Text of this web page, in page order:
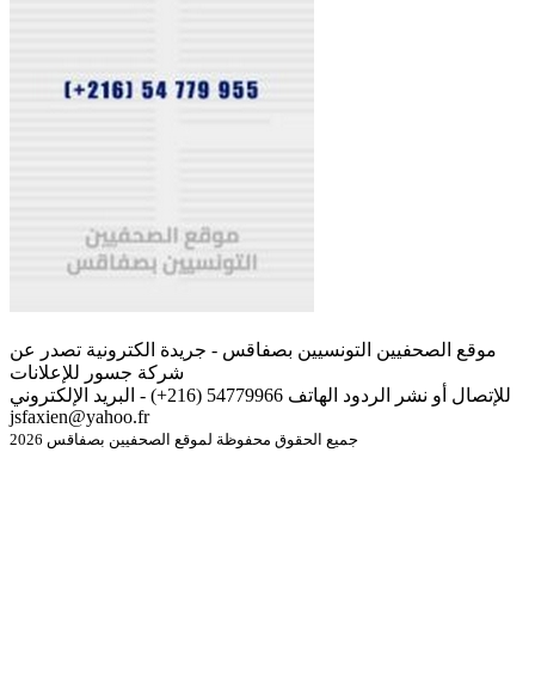
موقع الصحفيين التونسيين بصفاقس - جريدة الكترونية تصدر عن
شركة جسور للإعلانات
للإتصال أو نشر الردود الهاتف 54779966 (216+) - البريد الإلكتروني
jsfaxien@yahoo.fr
جميع الحقوق محفوظة لموقع الصحفيين بصفاقس 2026